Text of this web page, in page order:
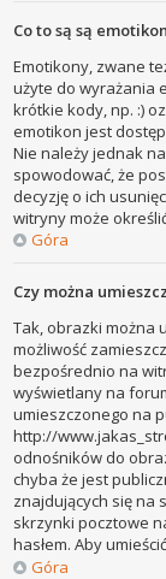
Co to są są
Emotikony, zwane
użyte do wyrażania
krótkie kody, np. :)
emotikon jest
Nie należy jednak
spowodować, że
decyzję o ich
witryny może
Góra
Czy można
Tak, obrazki można
możliwość
bezpośrednio na
wyświetlany na
umieszczonego na
http://
odnośników do
chyba że jest
znajdujących się na
skrzynki pocztowe
hasłem. Aby
Góra